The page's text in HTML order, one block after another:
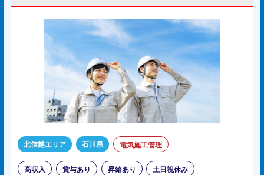
北信越エリア 石川県 電気施工管理
高収入 賞与あり 昇給あり 土日祝休み